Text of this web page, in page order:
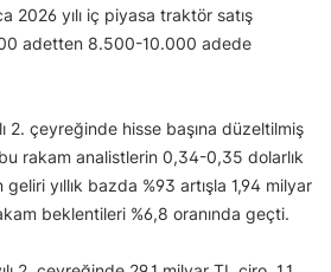
2026 yılı iç piyasa traktör satış
adetten 8.500-10.000 adede
2. çeyreğinde hisse başına düzeltilmiş
rakam analistlerin 0,34-0,35 dolarlık
yıllık bazda %93 artışla 1,94 milyar
beklentileri %6,8 oranında geçti.